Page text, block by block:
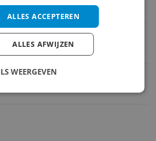
ALLES ACCEPTEREN
ALLES AFWIJZEN
WEERGEVEN